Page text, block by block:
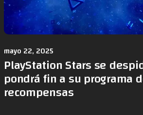
mayo 22, 2025
PlayStation Stars se
pondrá fin a su programa
recompensas